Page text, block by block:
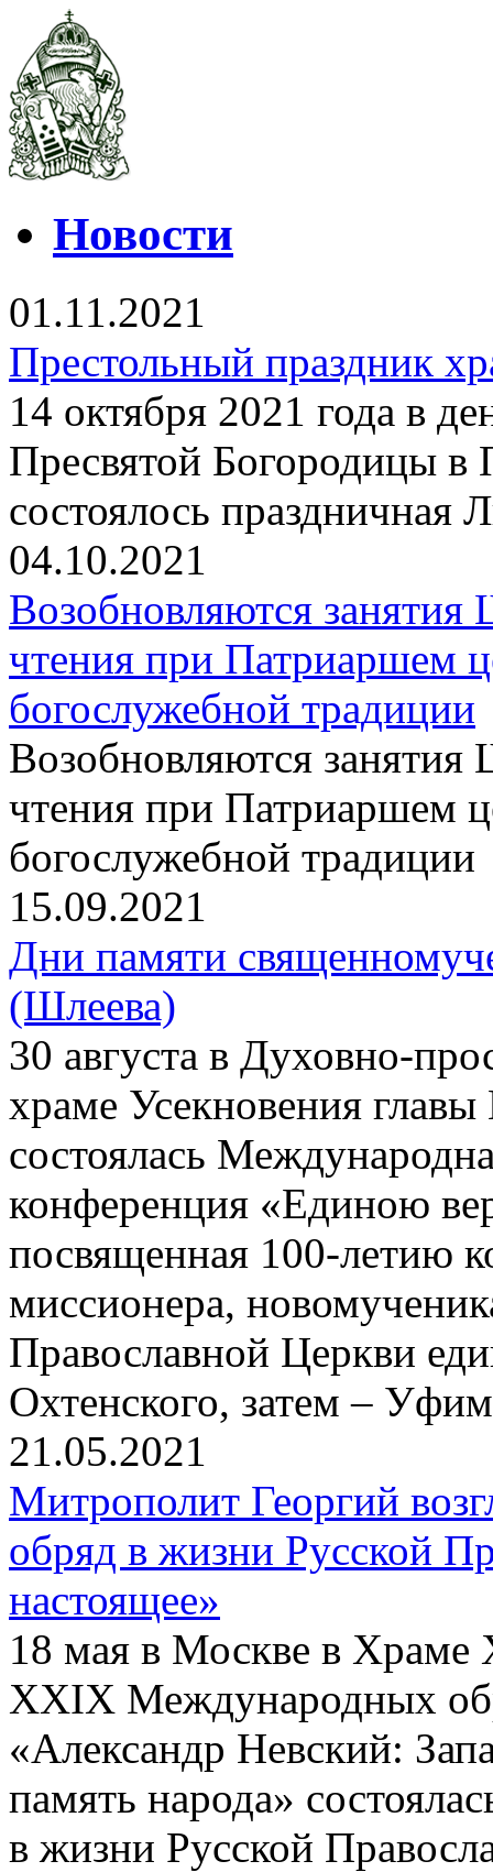
Новости
01.11.2021
Престольный праздник
14 октября 2021 года в
Пресвятой Богородицы в
состоялось праздничная
04.10.2021
Возобновляются
чтения при Патриаршем
богослужебной традиции
Возобновляются
чтения при Патриаршем
богослужебной традиции
15.09.2021
Дни памяти
(Шлеева)
30 августа в Духовно-
храме Усекновения
состоялась
конференция «Единою
посвященная 100-летию
миссионера,
Православной Церкви
Охтенского, затем –
21.05.2021
Митрополит Георгий
обряд в жизни Русской
настоящее»
18 мая в Москве в Храме
ХХIХ Международных
«Александр Невский:
память народа»
в жизни Русской